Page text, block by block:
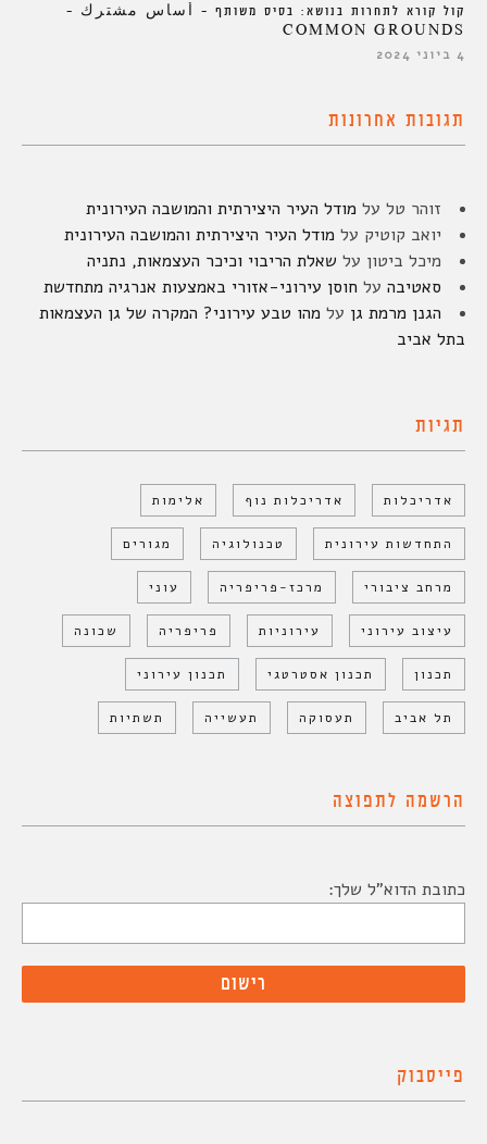
קול קורא לתחרות בנושא: בסיס משותף – أساس مشترك –
COMMON GROUNDS
4 ביוני 2024
תגובות אחרונות
זוהר טל על מודל העיר היצירתית והמושבה העירונית
יואב קוטיק על מודל העיר היצירתית והמושבה העירונית
מיכל ביטון על שאלת הריבוי וכיכר העצמאות, נתניה
סאטיבה על חוסן עירוני-אזורי באמצעות אנרגיה מתחדשת
הגנן מרמת גן על מהו טבע עירוני? המקרה של גן העצמאות
בתל אביב
תגיות
אדריכלות אדריכלות נוף אלימות
התחדשות עירונית טכנולוגיה מגורים
מרחב ציבורי מרכז-פריפריה עוני
עיצוב עירוני עירוניות פריפריה שכונה
תכנון תכנון אסטרטגי תכנון עירוני
תל אביב תעסוקה תעשייה תשתיות
הרשמה לתפוצה
כתובת הדוא"ל שלך:
פייסבוק